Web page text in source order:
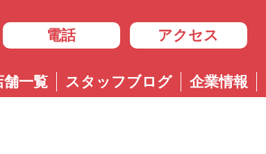
電話
岐阜
アクセス
岐阜
舗一覧 スタッフブログ 企業情報